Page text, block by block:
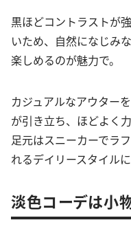
黒ほどコントラストが
いため、自然になじみ
楽しめるのが魅力で。
カジュアルなアウター
が引き立ち、ほどよく
足元はスニーカーでラ
れるデイリースタイルに
淡色コーデは小